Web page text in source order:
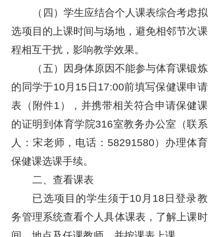
（四）学生应结合个人课表综合考虑拟
选项目的上课时间与场地，避免相邻节次课
程相互干扰，影响教学效果。
（五）因身体原因不能参与体育课锻炼
的同学于10月15日17:00前填写保健课申请
表（附件1），并携带相关符合申请保健课
的证明到体育学院316室教务办公室（联系
人：宋老师，电话：58291580）办理体育
保健课选课手续。
二、查看课表
已选项目的学生须于10月18日登录教
务管理系统查看个人具体课表，了解上课时